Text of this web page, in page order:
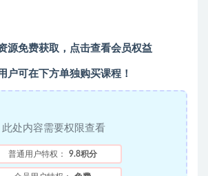
源免费获取， 点击查看会员权益
户可在下方单独购买课程！
此处内容需要权限查看
普通用户特权： 9.8积分